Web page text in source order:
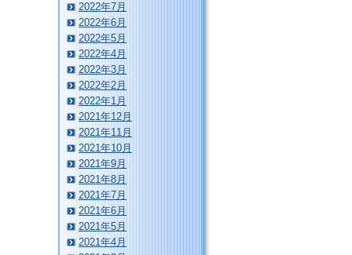
2022年7月
2022年6月
2022年5月
2022年4月
2022年3月
2022年2月
2022年1月
2021年12月
2021年11月
2021年10月
2021年9月
2021年8月
2021年7月
2021年6月
2021年5月
2021年4月